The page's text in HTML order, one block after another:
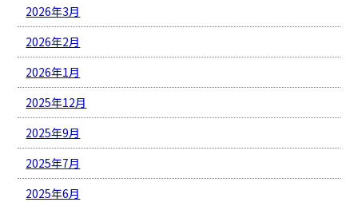
2026年3月
2026年2月
2026年1月
2025年12月
2025年9月
2025年7月
2025年6月